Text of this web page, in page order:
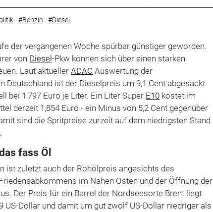
#Benzin #Diesel
der vergangenen Woche spürbar günstiger geworden.
von Diesel-Pkw können sich über einen starken
Laut aktuellerADAC Auswertung der
Deutschland ist der Dieselpreis um 9,1 Cent abgesackt
bei 1,797 Euro je Liter. Ein Liter Super E10 kostet im
derzeit 1,854 Euro - ein Minus von 5,2 Cent gegenüber
sind die Spritpreise zurzeit auf dem niedrigsten Stand
fass Öl
ist zuletzt auch der Rohölpreis angesichts des
im Nahen Osten und der Öffnung der
Der Preis für ein Barrel der Nordseesorte Brent liegt
US-Dollar und damit um gut zwölf US-Dollar niedriger als